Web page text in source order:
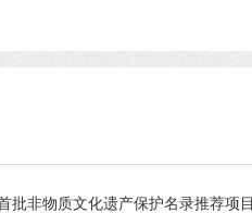
物质文化遗产保护名录推荐项